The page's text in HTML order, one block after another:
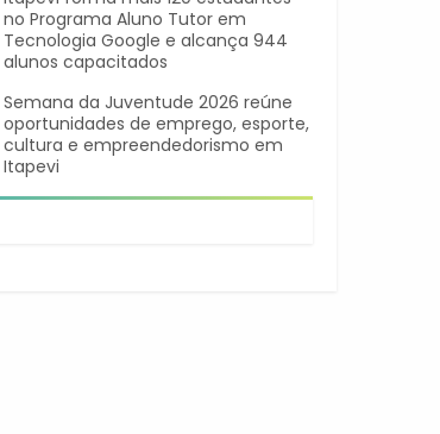
no Programa Aluno Tutor em
Tecnologia Google e alcança 944
alunos capacitados
Semana da Juventude 2026 reúne
oportunidades de emprego, esporte,
cultura e empreendedorismo em
Itapevi